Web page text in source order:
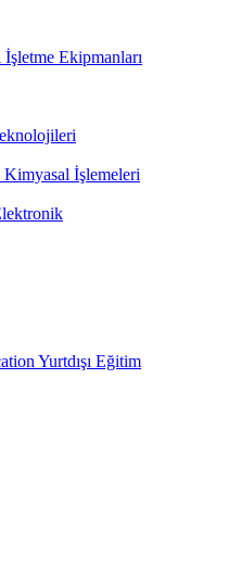
Ekipmanları
İşlemeleri
Yurtdışı Eğitim